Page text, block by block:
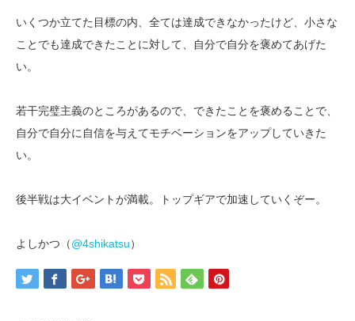
いくつか立てた目標の内、全ては達成できなかったけど、小さな
ことでも達成できたことに対して、自分で自分を褒めてあげた
い。
若干完璧主義のところがあるので、できたことを褒めることで、
自分で自分に自信を与えてモチベーションをアップしていきた
い。
後半戦は大イベントが満載。トップギアで加速していくぞー。
よしかつ（@4shikatsu）